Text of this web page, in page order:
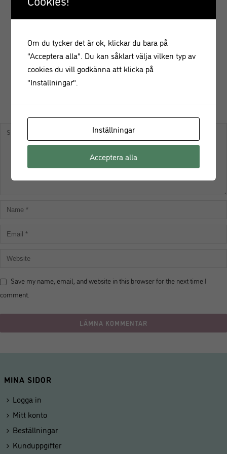
KOMMENTERA
Save my name, email, and website in this browser for the next time I
comment.
MINA SIDOR
Logga in
Mitt konto
Beställningar
Kunduppgifter
Om du tycker det är ok, klickar du bara på
"Acceptera alla". Du kan såklart välja vilken typ av
cookies du vill godkänna att klicka på
"Inställningar".
Inställningar
Acceptera alla